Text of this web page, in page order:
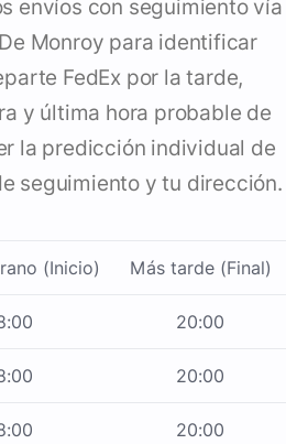
envíos con seguimiento vía
Monroy para identificar
FedEx por la tarde,
y última hora probable de
la predicción individual de
seguimiento y tu dirección.
(Inicio) Más tarde (Final)
20:00
20:00
20:00